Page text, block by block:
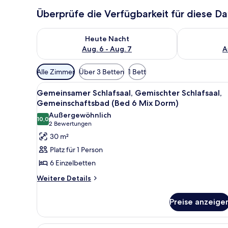
Überprüfe die Verfügbarkeit für diese
Heute Nacht
Aug. 6 - Aug. 7
Überprüfe die Verfügbarkeit für heute Nacht, Aug. 6
Überprüfe
Verfügbare
Filter
für
Zimmer
Alle Zimmer Über 3 Betten 1 Bett
Alle
Fotos
für
Gemeinsamer
Schlafsaal,
Gemischter
Schlafsaal,
Gemeinschaftsbad
(Bed
Dorm)
Ein Etagenbett mit einer
6
Gemeinsamer Schlafsaal, Gemischter Schlafsaal,
Gemeinschaftsbad (Bed 6 Mix Dorm)
10,010,0 von 10
Außergewöhnlich
2 Bewertungen
(2
Bewertungen)
30 m²
Platz für 1 Person
6 Einzelbetten
Weitere Details
Weitere
Schlafsaal,
Gemischter
Preise